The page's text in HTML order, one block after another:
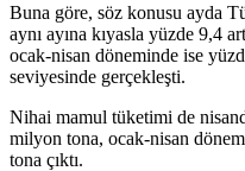
Buna göre, söz konusu ayda
aynı ayına kıyasla yüzde 9,4
ocak-nisan döneminde ise
seviyesinde gerçekleşti.
Nihai mamul tüketimi de
milyon tona, ocak-nisan
tona çıktı.